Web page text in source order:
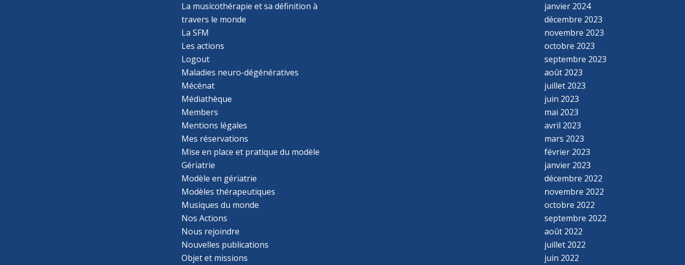
La musicothérapie et sa définition à
travers le monde
La SFM
Les actions
Logout
Maladies neuro-dégénératives
Mécénat
Médiathèque
Members
Mentions légales
Mes réservations
Mise en place et pratique du modèle
Gériatrie
Modèle en gériatrie
Modèles thérapeutiques
Musiques du monde
Nos Actions
Nous rejoindre
Nouvelles publications
Objet et missions
janvier 2024
décembre 2023
novembre 2023
octobre 2023
septembre 2023
août 2023
juillet 2023
juin 2023
mai 2023
avril 2023
mars 2023
février 2023
janvier 2023
décembre 2022
novembre 2022
octobre 2022
septembre 2022
août 2022
juillet 2022
juin 2022